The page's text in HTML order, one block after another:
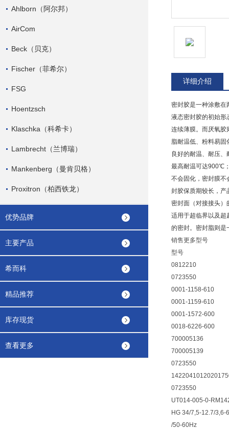
Ahlborn（阿尔邦）
AirCom
Beck（贝克）
Fischer（菲希尔）
FSG
Hoentzsch
Klaschka（科希卡）
Lambrecht（兰博瑞）
Mankenberg（曼肯贝格）
Proxitron（柏西铁龙）
优势品牌
主要产品
希而科
精品推荐
库存现货
查看更多
详细介绍
密封胶是一种涂敷在
液态密封胶的初始形
连续薄膜。而厌氧胶
脂耐温低、粉料易
良好的耐温、耐压
最高耐温可达900℃
不会固化，密封膜不
封胶保质期较长，产
密封面（对接接头）
适用于超临界以及 超
的密封。 密封脂则是
销售更多型号
型号
0812210
0723550
0001-1158-610
0001-1159-610
0001-1572-600
0018-6226-600
700005136
700005139
0723550
0723550
UT014-005-0-
HG 34/7,5-12.7/3,6-
/50-60Hz